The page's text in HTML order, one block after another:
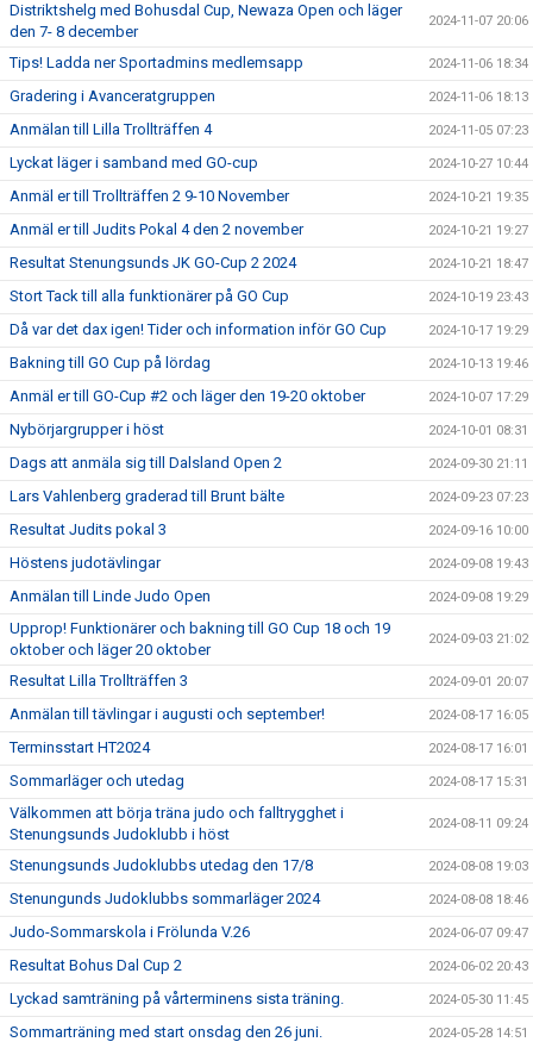
Distriktshelg med Bohusdal Cup, Newaza Open och läger
den 7- 8 december
2024-11-07 20:06
Tips! Ladda ner Sportadmins medlemsapp 2024-11-06 18:34
Gradering i Avanceratgruppen 2024-11-06 18:13
Anmälan till Lilla Trollträffen 4 2024-11-05 07:23
Lyckat läger i samband med GO-cup 2024-10-27 10:44
Anmäl er till Trollträffen 2 9-10 November 2024-10-21 19:35
Anmäl er till Judits Pokal 4 den 2 november 2024-10-21 19:27
Resultat Stenungsunds JK GO-Cup 2 2024 2024-10-21 18:47
Stort Tack till alla funktionärer på GO Cup 2024-10-19 23:43
Då var det dax igen! Tider och information inför GO Cup 2024-10-17 19:29
Bakning till GO Cup på lördag 2024-10-13 19:46
Anmäl er till GO-Cup #2 och läger den 19-20 oktober 2024-10-07 17:29
Nybörjargrupper i höst 2024-10-01 08:31
Dags att anmäla sig till Dalsland Open 2 2024-09-30 21:11
Lars Vahlenberg graderad till Brunt bälte 2024-09-23 07:23
Resultat Judits pokal 3 2024-09-16 10:00
Höstens judotävlingar 2024-09-08 19:43
Anmälan till Linde Judo Open 2024-09-08 19:29
Upprop! Funktionärer och bakning till GO Cup 18 och 19
oktober och läger 20 oktober
2024-09-03 21:02
Resultat Lilla Trollträffen 3 2024-09-01 20:07
Anmälan till tävlingar i augusti och september! 2024-08-17 16:05
Terminsstart HT2024 2024-08-17 16:01
Sommarläger och utedag 2024-08-17 15:31
Välkommen att börja träna judo och falltrygghet i
Stenungsunds Judoklubb i höst
2024-08-11 09:24
Stenungsunds Judoklubbs utedag den 17/8 2024-08-08 19:03
Stenungunds Judoklubbs sommarläger 2024 2024-08-08 18:46
Judo-Sommarskola i Frölunda V.26 2024-06-07 09:47
Resultat Bohus Dal Cup 2 2024-06-02 20:43
Lyckad samträning på vårterminens sista träning. 2024-05-30 11:45
Sommarträning med start onsdag den 26 juni. 2024-05-28 14:51